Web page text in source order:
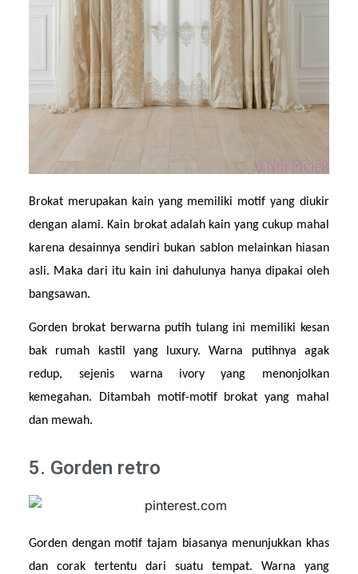
Brokat merupakan kain yang memiliki motif yang diukir
dengan alami. Kain brokat adalah kain yang cukup mahal
karena desainnya sendiri bukan sablon melainkan hiasan
asli. Maka dari itu kain ini dahulunya hanya dipakai oleh
bangsawan.
Gorden brokat berwarna putih tulang ini memiliki kesan
bak rumah kastil yang luxury. Warna putihnya agak
redup, sejenis warna ivory yang menonjolkan
kemegahan. Ditambah motif-motif brokat yang mahal
dan mewah.
5. Gorden retro
Gorden dengan motif tajam biasanya menunjukkan khas
dan corak tertentu dari suatu tempat. Warna yang